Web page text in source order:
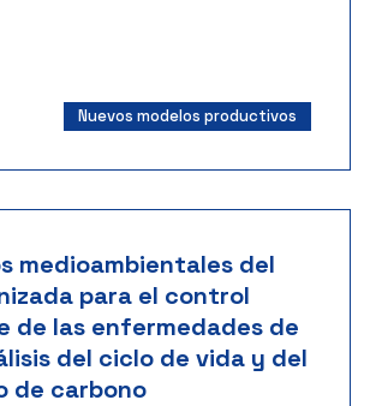
Nuevos modelos productivos
medioambientales del
para el control
de las enfermedades de
del ciclo de vida y del
de carbono